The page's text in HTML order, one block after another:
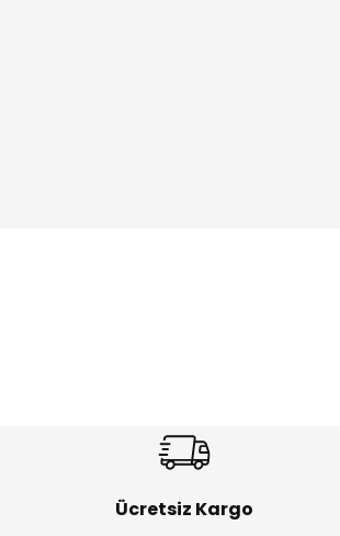
Ücretsiz Kargo